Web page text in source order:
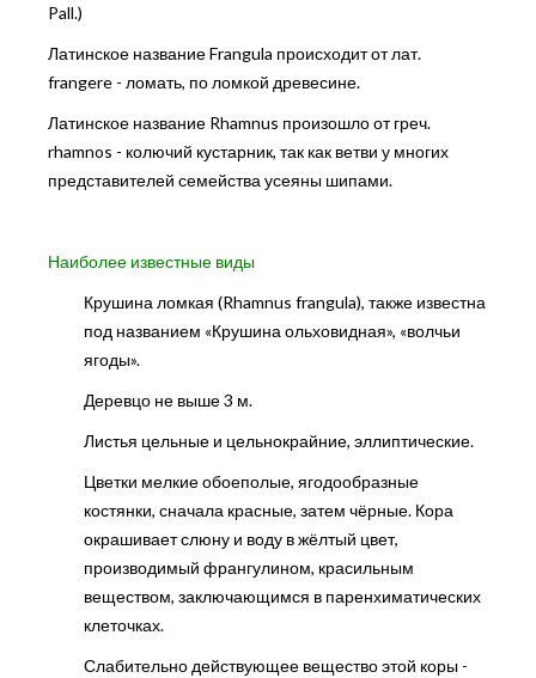
Pall.)
Латинское название Frangula происходит от лат.
frangere - ломать, по ломкой древесине.
Латинское название Rhamnus произошло от греч.
rhamnos - колючий кустарник, так как ветви у многих
представителей семейства усеяны шипами.
Наиболее известные виды
Крушина ломкая (Rhamnus frangula), также известна
под названием «Крушина ольховидная», «волчьи
ягоды».
Деревцо не выше 3 м.
Листья цельные и цельнокрайние, эллиптические.
Цветки мелкие обоеполые, ягодообразные
костянки, сначала красные, затем чёрные. Кора
окрашивает слюну и воду в жёлтый цвет,
производимый франгулином, красильным
веществом, заключающимся в паренхиматических
клеточках.
Слабительно действующее вещество этой коры -